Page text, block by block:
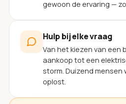
gewoon de ervaring —
Hulp bij elke vraag
Van het kiezen van een
aankoop tot een
storm. Duizend
oplost.